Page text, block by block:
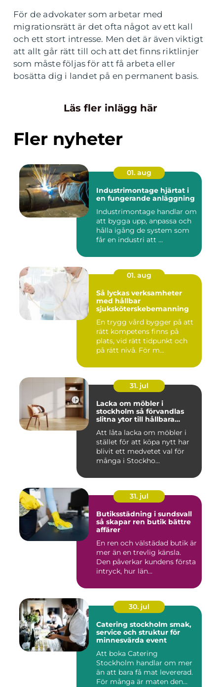
För de advokater som arbetar med
migrationsrätt är det ofta något av ett kall
och ett stort intresse. Men det är även viktigt
att allt går rätt till och att det finns riktlinjer
som måste följas för att få arbeta eller
bosätta dig i landet på en permanent basis.
Läs fler inlägg här
Fler nyheter
01. aug
Industrimontage hjärtat i
en fungerande anläggning
Industrimontage handlar om
att bygga upp, anpassa och
hålla igång de system som
får en industri att ...
01. aug
Så lyckas verksamheter
med hållbar
sjuksköterskebemanning
En trygg vård bygger på att
rätt kompetens finns på
plats, vid rätt tidpunkt och
på rätt nivå. För m...
31. jul
Lacka om möbler i
stockholm så förvandlas
slitna ytor till hållbara
Att låta lacka om möbler i
stället för att köpa nytt har
blivit ett medvetet val för
många i Stockho...
31. jul
Butiksstädning i sundsvall
så skapar ren butik bättre
affärer
En ren och välstädad butik är
mer än en trevlig känsla.
Den påverkar kundens första
intryck, hur län...
30. jul
Catering stockholm smak,
service och struktur för
minnesvärda event
Att boka Catering
Stockholm handlar om mer
än att bara få mat levererad.
För många är maten den